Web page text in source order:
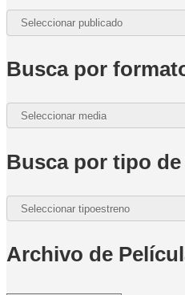
Busca por
Busca por tipo
Archivo de